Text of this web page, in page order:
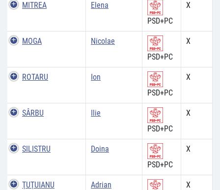
MITREA
Elena
PSD+PC
X
MOGA
Nicolae
PSD+PC
X
ROTARU
Ion
PSD+PC
X
SÂRBU
Ilie
PSD+PC
X
SILISTRU
Doina
PSD+PC
X
ŢUŢUIANU
Adrian
X